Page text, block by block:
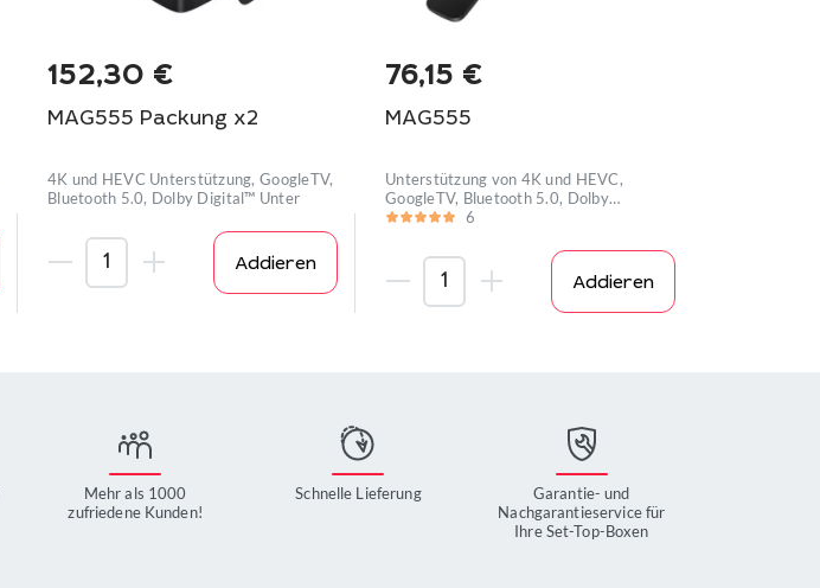
152,30 €
MAG555 Packung x2
4K und HEVC Unterstützung, GoogleTV,
Bluetooth 5.0, Dolby Digital™ Unter
Addieren
76,15 €
MAG555
Unterstützung von 4K und HEVC,
GoogleTV, Bluetooth 5.0, Dolby
Digital™-U 6
Addieren
Mehr als 1000
zufriedene Kunden!
Schnelle Lieferung
Garantie- und
Nachgarantieservice für
Ihre Set-Top-Boxen